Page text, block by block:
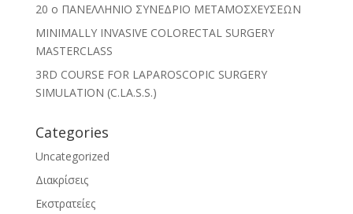
20 ο ΠΑΝΕΛΛΗΝΙΟ ΣΥΝΕΔΡΙΟ ΜΕΤΑΜΟΣΧΕΥΣΕΩΝ
MINIMALLY INVASIVE COLORECTAL SURGERY
MASTERCLASS
3RD COURSE FOR LAPAROSCOPIC SURGERY
SIMULATION (C.LA.S.S.)
Categories
Uncategorized
Διακρίσεις
Εκστρατείες